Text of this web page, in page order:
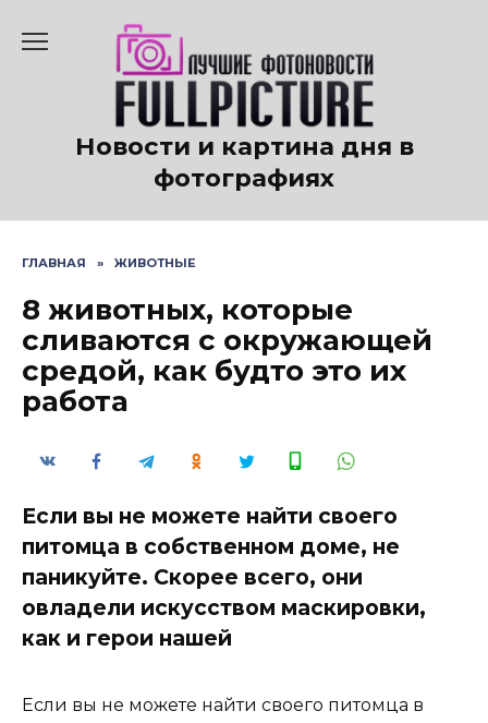
содержанию
Новости и картина дня в
фотографиях
ГЛАВНАЯ » ЖИВОТНЫЕ
8 животных, которые
сливаются с окружающей
средой, как будто это их
работа
Если вы не можете найти своего
питомца в собственном доме, не
паникуйте. Скорее всего, они
овладели искусством маскировки,
как и герои нашей
Если вы не можете найти своего питомца в